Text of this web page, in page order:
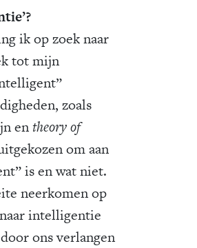
ik op zoek naar
tot mijn
zoals
entheory of
om aan
is en wat niet.
neerkomen op
intelligentie
ons verlangen